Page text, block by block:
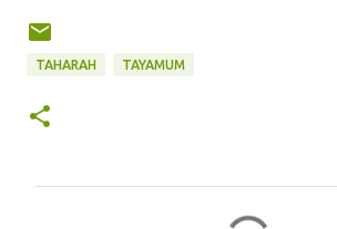
TAHARAH TAYAMUM